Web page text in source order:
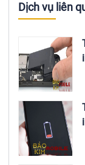
Dịch vụ liên